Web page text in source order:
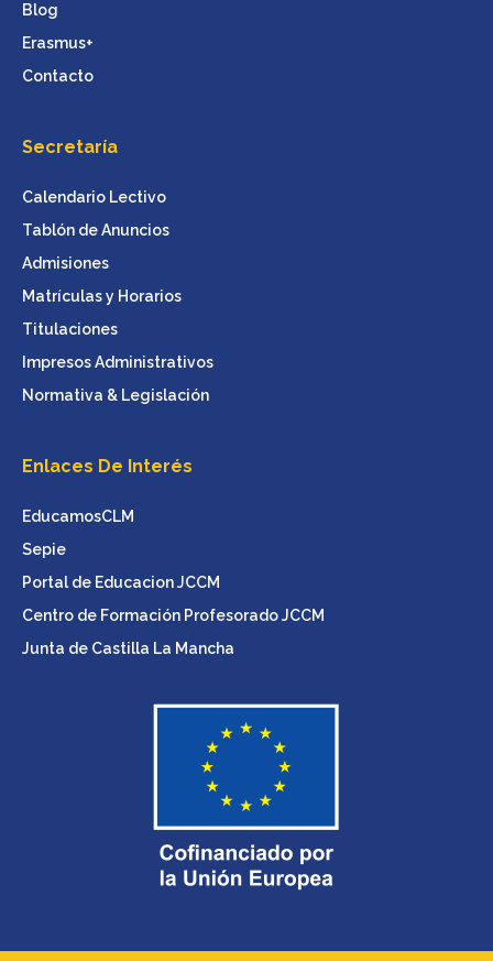
Blog
Erasmus+
Contacto
Secretaría
Calendario Lectivo
Tablón de Anuncios
Admisiones
Matrículas y Horarios
Titulaciones
Impresos Administrativos
Normativa & Legislación
Enlaces De Interés
EducamosCLM
Sepie
Portal de Educacion JCCM
Centro de Formación Profesorado JCCM
Junta de Castilla La Mancha